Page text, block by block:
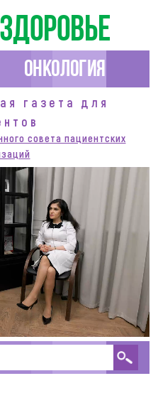
Онкология
газета для
совета пациентских